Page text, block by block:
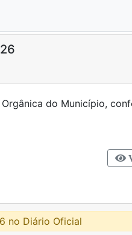
do Município,
no Diário Oficial